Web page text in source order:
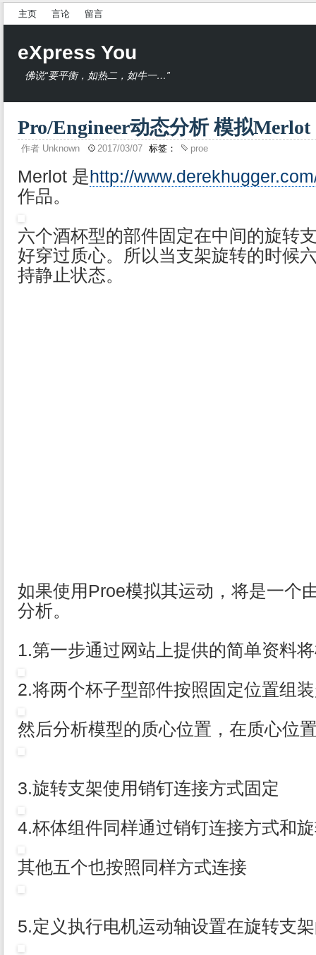
主页 言论 留言
eXpress You
佛说“要平衡，如热二，如牛一…”
Pro/Engineer动态分析 模拟Merlot
作者 Unknown 2017/03/07 标签： proe
Merlot 是http://
作品。
六个酒杯型的部件固定在中间的旋转
好穿过质心。所以当支架旋转的时候
持静止状态。
如果使用Proe模拟其运动，将是一个
分析。
1.第一步通过网站上提供的简单资料
2.将两个杯子型部件按照固定位置组
然后分析模型的质心位置，在质心位
3.旋转支架使用销钉连接方式固定
4.杯体组件同样通过销钉连接方式和
其他五个也按照同样方式连接
5.定义执行电机运动轴设置在旋转支